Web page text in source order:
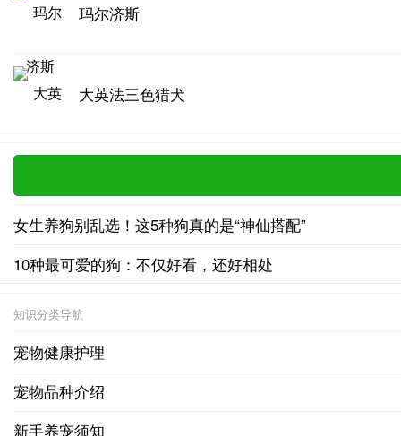
玛尔济斯
大英法三色猎犬
女生养狗别乱选！这5种狗真的是“神仙搭配”
10种最可爱的狗：不仅好看，还好相处
知识分类导航
宠物健康护理
宠物品种介绍
新手养宠须知